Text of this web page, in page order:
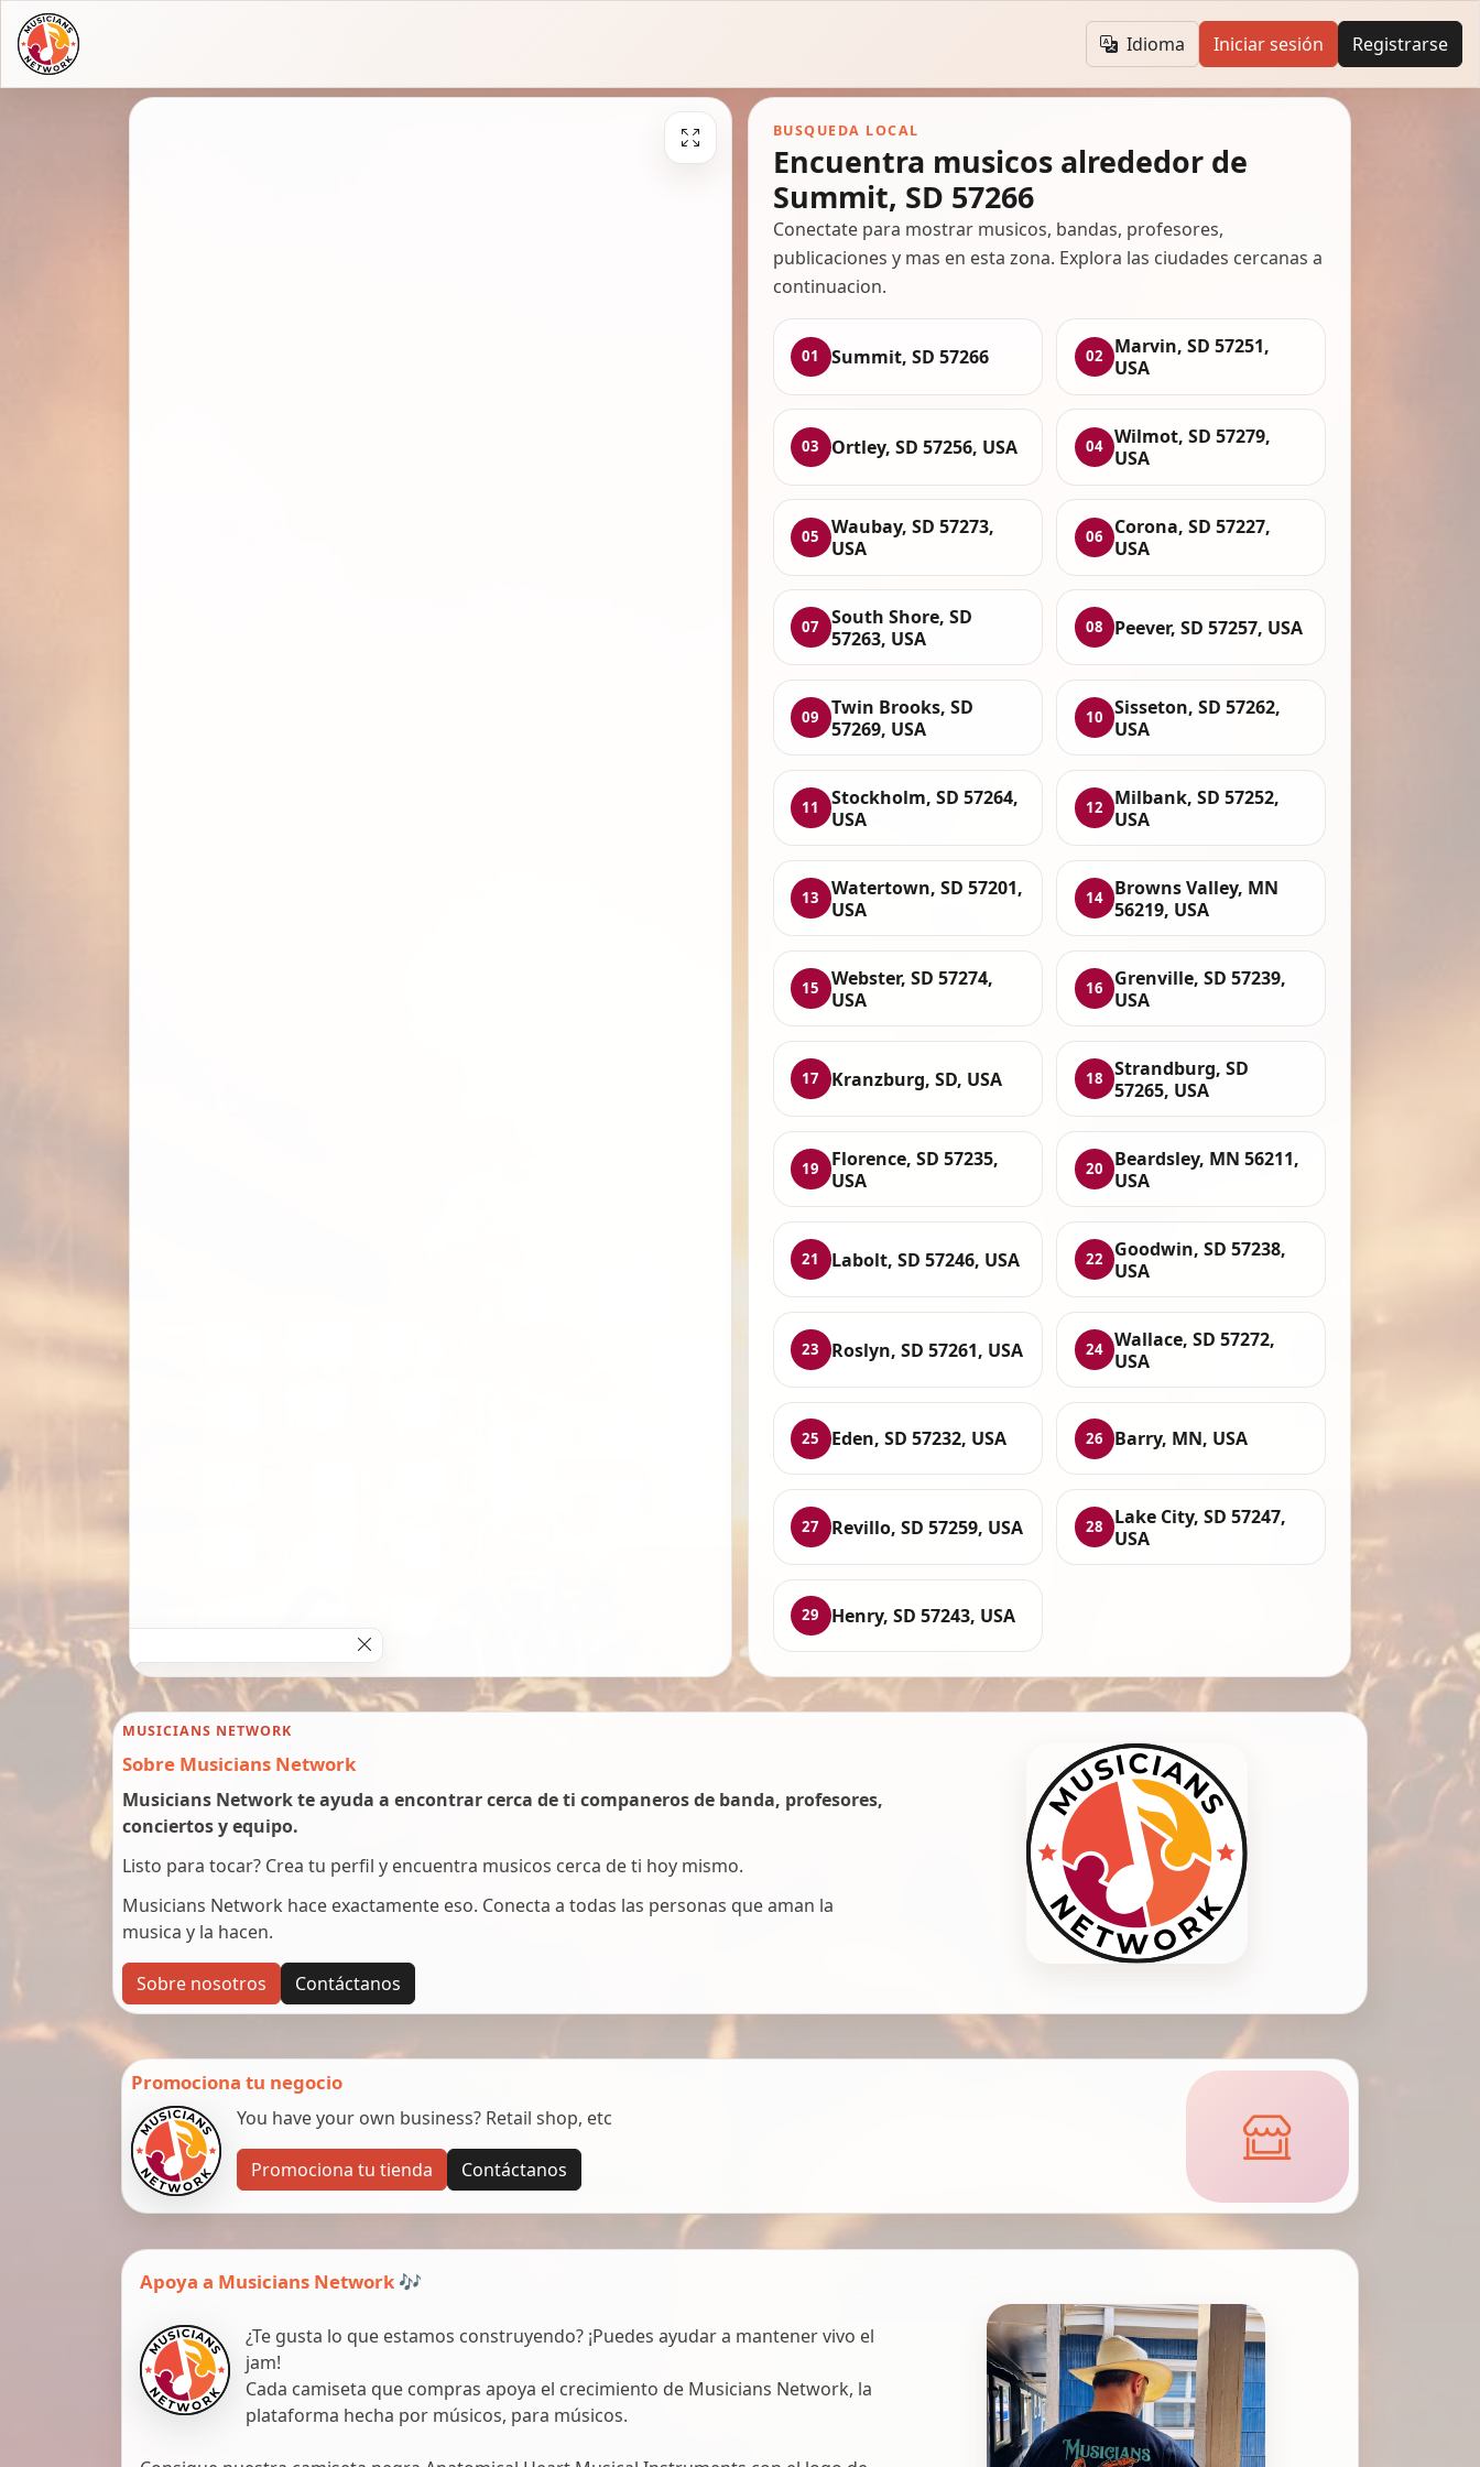
Idioma Iniciar sesión Registrarse
BUSQUEDA LOCAL
Encuentra musicos alrededor de
Summit, SD 57266
Conectate para mostrar musicos, bandas, profesores,
publicaciones y mas en esta zona. Explora las ciudades cercanas a
continuacion.
01 Summit, SD 57266 02
Marvin, SD 57251,
USA
03 Ortley, SD 57256, USA 04 Wilmot, SD 57279,
USA
05
Waubay, SD 57273,
USA
06
Corona, SD 57227,
USA
07
South Shore, SD
57263, USA
08 Peever, SD 57257, USA
09
Twin Brooks, SD
57269, USA
10
Sisseton, SD 57262,
USA
11
Stockholm, SD 57264,
USA
12
Milbank, SD 57252,
USA
13
Watertown, SD 57201,
USA
14
Browns Valley, MN
56219, USA
15
Webster, SD 57274,
USA
16
Grenville, SD 57239,
USA
17 Kranzburg, SD, USA 18
Strandburg, SD
57265, USA
19
Florence, SD 57235,
USA
20
Beardsley, MN 56211,
USA
21 Labolt, SD 57246, USA 22
Goodwin, SD 57238,
USA
23 Roslyn, SD 57261, USA 24 Wallace, SD 57272,
USA
25 Eden, SD 57232, USA 26 Barry, MN, USA
27 Revillo, SD 57259, USA 28
Lake City, SD 57247,
USA
29 Henry, SD 57243, USA
MUSICIANS NETWORK
Sobre Musicians Network
Musicians Network te ayuda a encontrar cerca de ti companeros de banda, profesores,
conciertos y equipo.
Listo para tocar? Crea tu perfil y encuentra musicos cerca de ti hoy mismo.
Musicians Network hace exactamente eso. Conecta a todas las personas que aman la
musica y la hacen.
Sobre nosotros Contáctanos
Promociona tu negocio
You have your own business? Retail shop, etc
Promociona tu tienda Contáctanos
Apoya a Musicians Network 🎶
¿Te gusta lo que estamos construyendo? ¡Puedes ayudar a mantener vivo el
jam!
Cada camiseta que compras apoya el crecimiento de Musicians Network, la
plataforma hecha por músicos, para músicos.